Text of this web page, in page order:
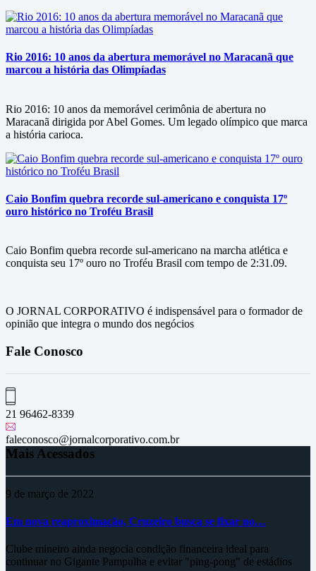
Rio 2016: 10 anos da abertura memorável no Maracanã que
marcou a história das Olimpíadas
Rio 2016: 10 anos da memorável cerimônia de abertura no
Maracanã dirigida por Abel Gomes. Um legado olímpico que marca
a história carioca.
Caio Bonfim quebra recorde sul-americano e conquista 17º
ouro histórico no Troféu Brasil
Caio Bonfim quebra recorde sul-americano na marcha atlética e
conquista seu 17º ouro no Troféu Brasil com tempo de 2:31.09.
O JORNAL CORPORATIVO é indispensável para o formador de
opinião que integra o mundo dos negócios
Fale Conosco
21 96462-8339
faleconosco@jornalcorporativo.com.br
Mais Acessados
9 de março de 2022
Em nova reaproximação, Cruzeiro busca se fixar no…
Clube mineiro ainda negocia condição financeira ideal para
continuar no Gigante Pampulha e evitar "ping-pong" de estádios